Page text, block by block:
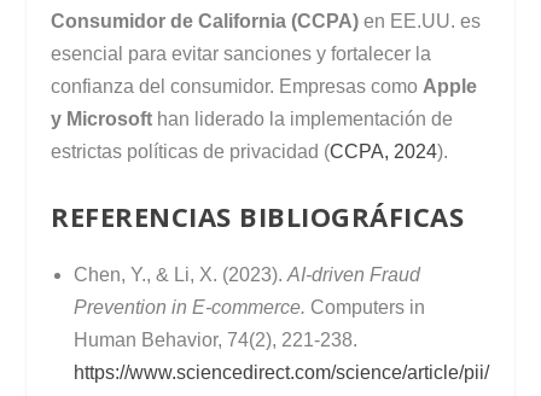
Consumidor de California (CCPA) en EE.UU. es
esencial para evitar sanciones y fortalecer la
confianza del consumidor. Empresas como Apple
y Microsoft han liderado la implementación de
estrictas políticas de privacidad (CCPA, 2024).
REFERENCIAS BIBLIOGRÁFICAS
Chen, Y., & Li, X. (2023). AI-driven Fraud
Prevention in E-commerce. Computers in
Human Behavior, 74(2), 221-238.
https://www.sciencedirect.com/science/article/pii/